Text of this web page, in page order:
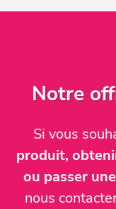
Notre
Si vous
produit,
ou passer
nous